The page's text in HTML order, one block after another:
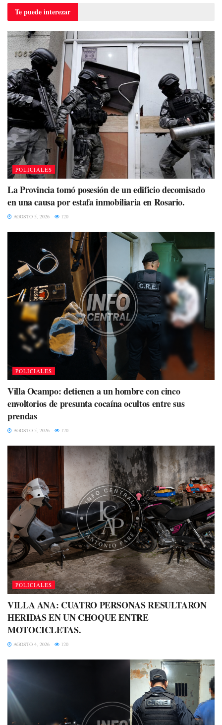
Te puedeinterezar
POLICIALES
La Provincia tomó posesión de un edificio decomisado
en una causa por estafa inmobiliaria en Rosario.
AGOSTO 5, 2026 120
POLICIALES
Villa Ocampo: detienen a un hombre con cinco
envoltorios de presunta cocaína ocultos entre sus
prendas
AGOSTO 5, 2026 120
POLICIALES
VILLA ANA: CUATRO PERSONAS RESULTARON
HERIDAS EN UN CHOQUE ENTRE
MOTOCICLETAS.
AGOSTO 4, 2026 120